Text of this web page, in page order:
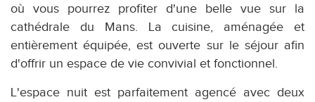
où vous pourrez profiter d'une belle vue sur la
cathédrale du Mans. La cuisine, aménagée et
entièrement équipée, est ouverte sur le séjour afin
d'offrir un espace de vie convivial et fonctionnel.
L'espace nuit est parfaitement agencé avec deux